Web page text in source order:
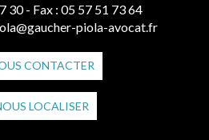
30 - Fax : 05 57 51 73 64
piola-avocat.fr
CONTACTER
LOCALISER